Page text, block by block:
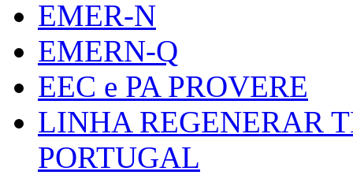
EMER-N
EMERN-Q
EEC e PA PROVERE
LINHA REGENERAR
PORTUGAL